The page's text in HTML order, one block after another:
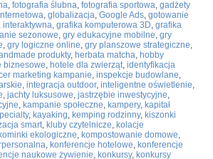
, fotografia ślubna, fotografia sportowa, gadżety
, globalizacja, Google Ads, gotowanie
interaktywna, grafika komputerowa 3D, grafika
sezonowe, gry edukacyjne mobilne, gry
, gry logiczne online, gry planszowe strategiczne,
produkty, herbata matcha, hobby
biznesowe, hotele dla zwierząt, identyfikacja
marketing kampanie, inspekcje budowlane,
, integracja outdoor, inteligentne oświetlenie,
, jachty luksusowe, jastrzębie inwestycyjne,
, kampanie społeczne, kampery, kapitał
, kayaking, kemping rodzinny, kiszonki
smart, kluby czytelnicze, kolacje
kominki ekologiczne, kompostowanie domowe,
, konferencje hotelowe, konferencje
naukowe żywienie, konkursy, konkursy